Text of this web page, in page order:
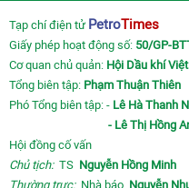
Tạp chí điện tử PetroTimes
Giấy phép hoạt động số: 50/GP-
Cơ quan chủ quản: Hội Dầu khí
Tổng biên tập: Phạm Thuận Thiên
Phó Tổng biên tập: - Lê Hà Thanh
- Lê Thị Hồng
Hội đồng cố vấn
Chủ tịch:TS Nguyễn Hồng Minh
Thường trực: Nhà báo Nguyễn